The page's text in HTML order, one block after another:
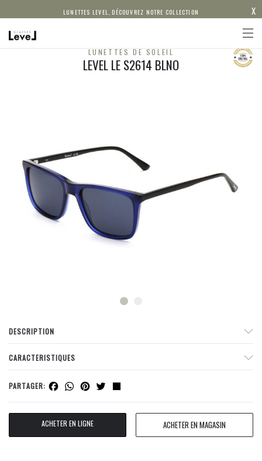
LUNETTES LEVEL, DÉCOUVREZ NOTRE COLLECTION X
LUNETTES DE SOLEIL
LEVEL LE S2614 BLNO
DESCRIPTION
CARACTERISTIQUES
PARTAGER: Facebook
WhatsApp
Pinterest
Twitter
ACHETER EN LIGNE ACHETER EN MAGASIN